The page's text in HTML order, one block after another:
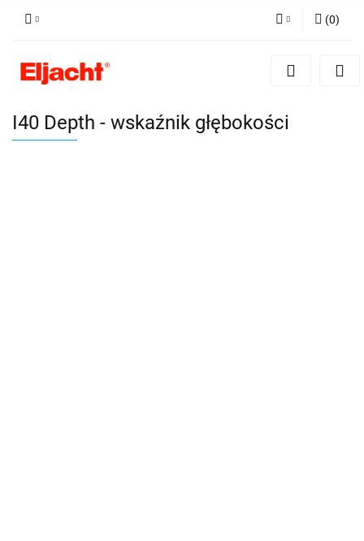
Zaloguj się
(0)
I40 Depth - wskaźnik głębokości